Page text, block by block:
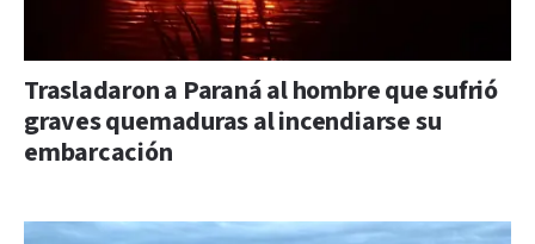
Trasladaron a Paraná al hombre que sufrió
graves quemaduras al incendiarse su
embarcación